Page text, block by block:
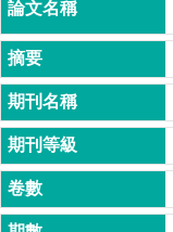
介
本
所
成
員
博
士
班